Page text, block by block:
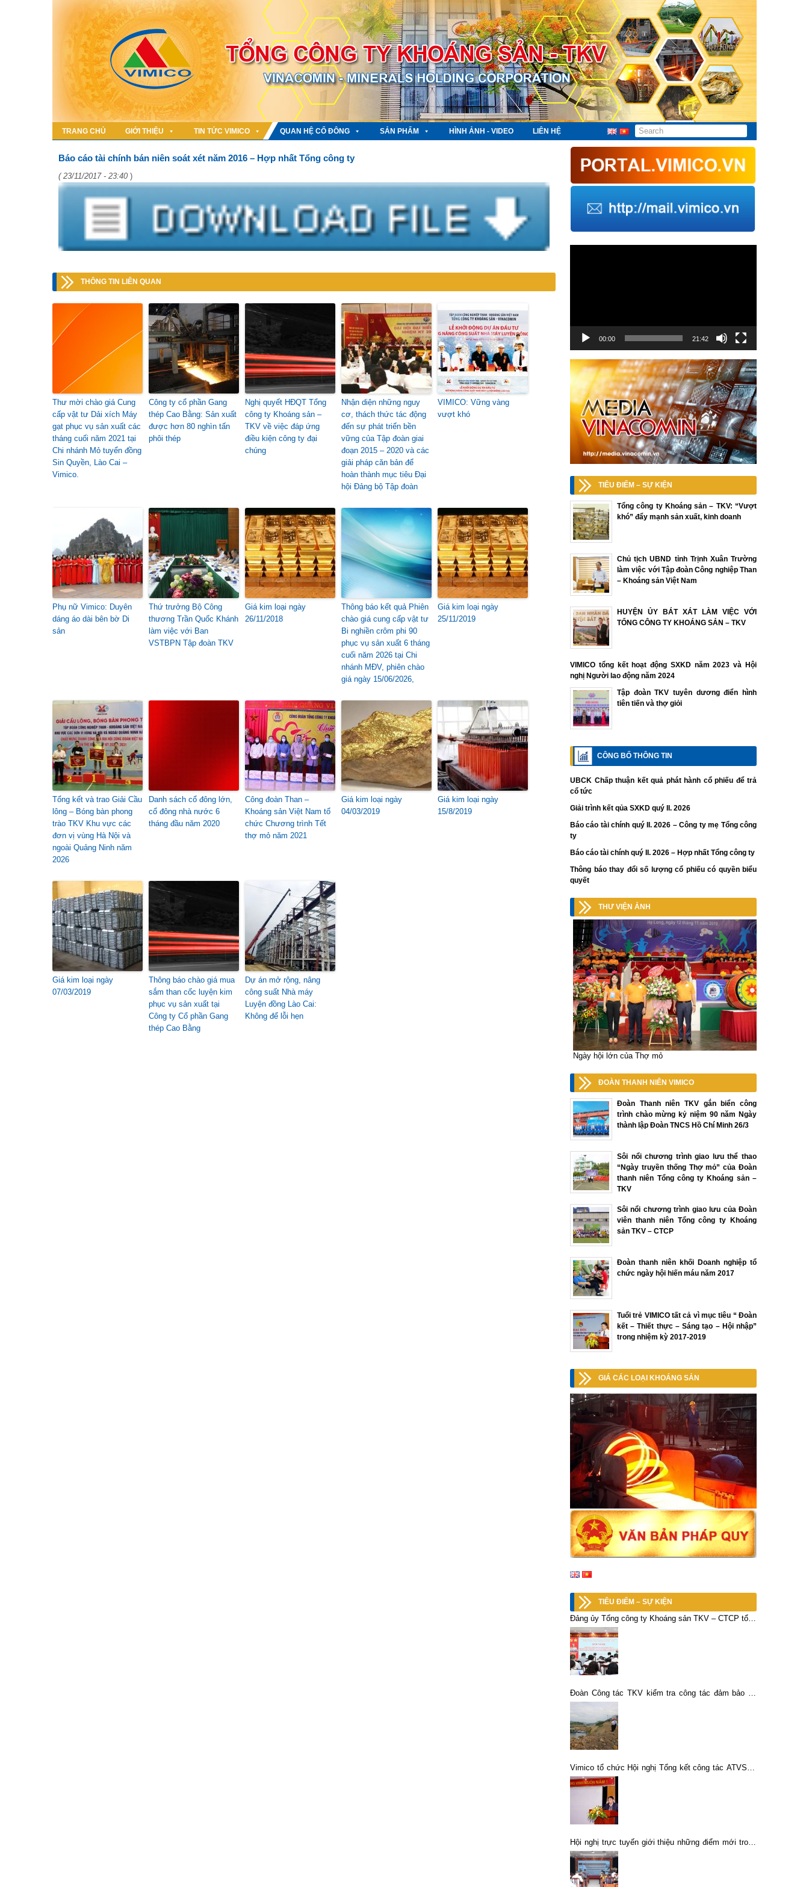
TRANG CHỦ GIỚI THIỆU TIN TỨC VIMICO QUAN HỆ CỔ ĐÔNG SẢN PHẨM HÌNH ẢNH - VIDEO LIÊN HỆ
Báo cáo tài chính bán niên soát xét năm 2016 – Hợp nhất Tổng công ty
( 23/11/2017 - 23:40 )
THÔNG TIN LIÊN QUAN
Thư mời chào giá Cung
cấp vật tư Dải xích Máy
gạt phục vụ sản xuất các
tháng cuối năm 2021 tại
Chi nhánh Mỏ tuyển đồng
Sin Quyền, Lào Cai –
Vimico.
Công ty cổ phần Gang
thép Cao Bằng: Sản xuất
được hơn 80 nghìn tấn
phôi thép
Nghị quyết HĐQT Tổng
công ty Khoáng sản –
TKV về việc đáp ứng
điều kiện công ty đại
chúng
Nhận diện những nguy
cơ, thách thức tác động
đến sự phát triển bền
vững của Tập đoàn giai
đoạn 2015 – 2020 và các
giải pháp căn bản để
hoàn thành mục tiêu Đại
hội Đảng bộ Tập đoàn
VIMICO: Vững vàng
vượt khó
Phụ nữ Vimico: Duyên
dáng áo dài bên bờ Di
sản
Thứ trưởng Bộ Công
thương Trần Quốc Khánh
làm việc với Ban
VSTBPN Tập đoàn TKV
Giá kim loại ngày
26/11/2018
Thông báo kết quả Phiên
chào giá cung cấp vật tư
Bi nghiền crôm phi 90
phục vụ sản xuất 6 tháng
cuối năm 2026 tại Chi
nhánh MĐV, phiên chào
giá ngày 15/06/2026,
Giá kim loại ngày
25/11/2019
Tổng kết và trao Giải Cầu
lông – Bóng bàn phong
trào TKV Khu vực các
đơn vị vùng Hà Nội và
ngoài Quảng Ninh năm
2026
Danh sách cổ đông lớn,
cổ đông nhà nước 6
tháng đầu năm 2020
Công đoàn Than –
Khoáng sản Việt Nam tổ
chức Chương trình Tết
thợ mỏ năm 2021
Giá kim loại ngày
04/03/2019
Giá kim loại ngày
15/8/2019
Giá kim loại ngày
07/03/2019
Thông báo chào giá mua
sắm than cốc luyện kim
phục vụ sản xuất tại
Công ty Cổ phần Gang
thép Cao Bằng
Dự án mở rộng, nâng
công suất Nhà máy
Luyện đồng Lào Cai:
Không để lỗi hẹn
00:00 21:42
TIÊU ĐIỂM – SỰ KIỆN
Tổng công ty Khoáng sản – TKV: “Vượt
khó” đẩy mạnh sản xuất, kinh doanh
Chủ tịch UBND tỉnh Trịnh Xuân Trường
làm việc với Tập đoàn Công nghiệp Than
– Khoáng sản Việt Nam
HUYỆN ỦY BÁT XÁT LÀM VIỆC VỚI
TỔNG CÔNG TY KHOÁNG SẢN – TKV
VIMICO tổng kết hoạt động SXKD năm 2023 và Hội
nghị Người lao động năm 2024
Tập đoàn TKV tuyên dương điển hình
tiên tiến và thợ giỏi
CÔNG BỐ THÔNG TIN
UBCK Chấp thuận kết quả phát hành cổ phiếu để trả
cổ tức
Giải trình kết qủa SXKD quý II. 2026
Báo cáo tài chính quý II. 2026 – Công ty mẹ Tổng công
ty
Báo cáo tài chính quý II. 2026 – Hợp nhất Tổng công ty
Thông báo thay đổi số lượng cổ phiếu có quyền biểu
quyết
THƯ VIỆN ẢNH
Ngày hội lớn của Thợ mỏ
ĐOÀN THANH NIÊN VIMICO
Đoàn Thanh niên TKV gắn biển công
trình chào mừng kỷ niệm 90 năm Ngày
thành lập Đoàn TNCS Hồ Chí Minh 26/3
Sôi nổi chương trình giao lưu thể thao
“Ngày truyền thống Thợ mỏ” của Đoàn
thanh niên Tổng công ty Khoáng sản –
TKV
Sôi nổi chương trình giao lưu của Đoàn
viên thanh niên Tổng công ty Khoáng
sản TKV – CTCP
Đoàn thanh niên khối Doanh nghiệp tổ
chức ngày hội hiến máu năm 2017
Tuổi trẻ VIMICO tất cả vì mục tiêu “ Đoàn
kết – Thiết thực – Sáng tạo – Hội nhập”
trong nhiệm kỳ 2017-2019
GIÁ CÁC LOẠI KHOÁNG SẢN
TIÊU ĐIỂM – SỰ KIỆN
Đảng ủy Tổng công ty Khoáng sản TKV – CTCP tổng
kết thực hiện Nghị quyết số 10-NQ/ĐU và Nghị quyết
số 12-NQ/ĐU của Đảng ủy TKV giai đoạn 2021–2025
Đoàn Công tác TKV kiểm tra công tác đảm bảo an
toàn trước cơn bão số 3 (Wipha)
Vimico tổ chức Hội nghị Tổng kết công tác ATVSLĐ
và BVMT năm 2017 triển khai nhiệm vụ, giải pháp
thực hiện năm 2018
Hội nghị trực tuyến giới thiệu những điểm mới trong
Quy định số 296-QĐ/TW của Ban Chấp hành Trung
ương